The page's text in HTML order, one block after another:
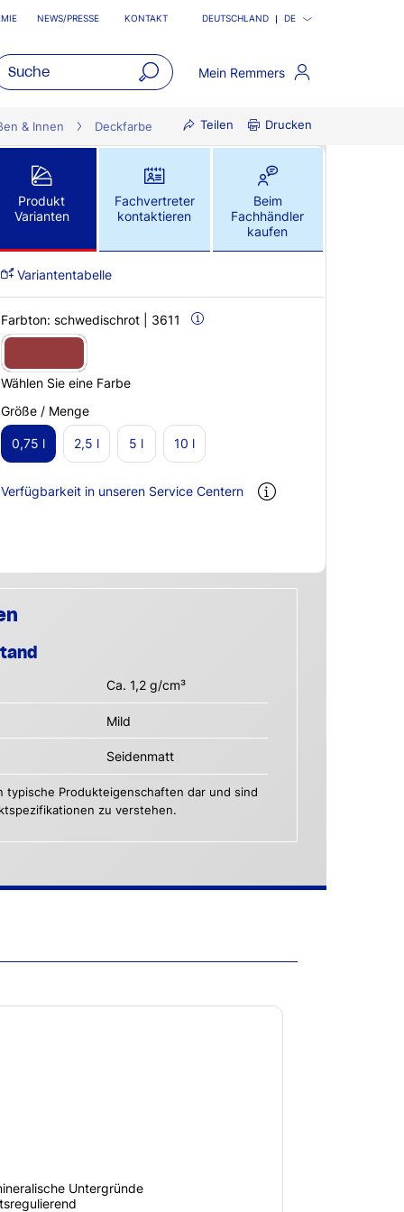
NEWS/PRESSE KONTAKT DEUTSCHLAND DE
Mein Remmers
& Innen Deckfarbe Teilen Drucken
Produkt
Varianten
Fachvertreter
kontaktieren
Beim
Fachhändler
kaufen
Variantentabelle
Farbton: schwedischrot | 3611
Wählen Sie eine Farbe
Größe / Menge
0,75 l 2,5 l 5 l 10 l
Verfügbarkeit in unseren Service Centern
Ca. 1,2 g/cm³
Mild
Seidenmatt
typische Produkteigenschaften dar und sind
zu verstehen.
Untergründe